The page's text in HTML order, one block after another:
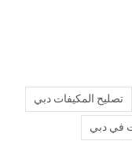
تصليح المكيفات دبي
في دبي